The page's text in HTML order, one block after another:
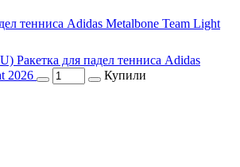
тенниса Adidas Metalbone Team Light
Ракетка для падел тенниса Adidas
2026
Купили